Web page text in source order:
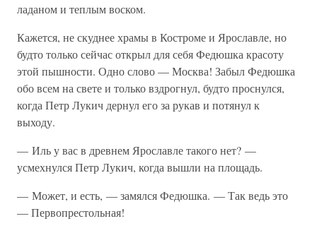
ладаном и теплым воском.
Кажется, не скуднее храмы в Костроме и Ярославле, но
будто только сейчас открыл для себя Федюшка красоту
этой пышности. Одно слово — Москва! Забыл Федюшка
обо всем на свете и только вздрогнул, будто проснулся,
когда Петр Лукич дернул его за рукав и потянул к
выходу.
— Иль у вас в древнем Ярославле такого нет? —
усмехнулся Петр Лукич, когда вышли на площадь.
— Может, и есть, — замялся Федюшка. — Так ведь это
— Первопрестольная!